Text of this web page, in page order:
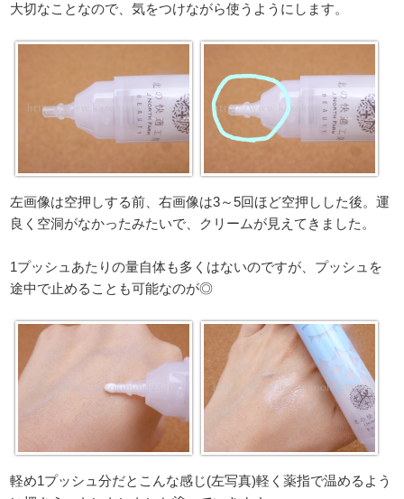
大切なことなので、気をつけながら使うようにします。
左画像は空押しする前、右画像は3～5回ほど空押しした後。運
良く空洞がなかったみたいで、クリームが見えてきました。
1プッシュあたりの量自体も多くはないのですが、プッシュを
途中で止めることも可能なのが◎
軽め1プッシュ分だとこんな感じ(左写真)軽く薬指で温めるよう